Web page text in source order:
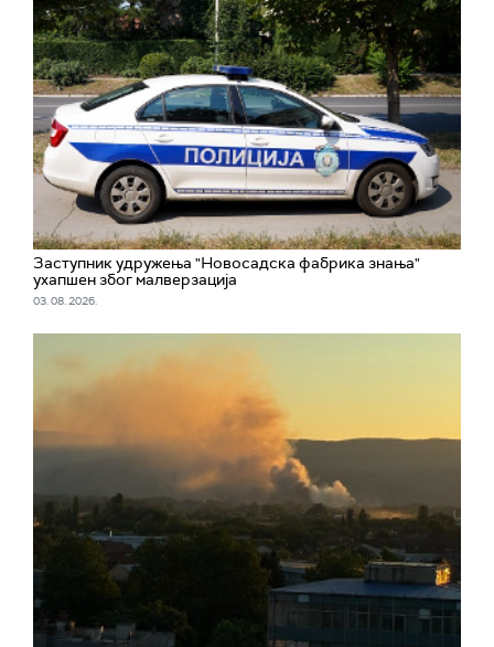
Заступник удружења "Новосадска фабрика знања"
ухапшен због малверзација
03. 08. 2026.